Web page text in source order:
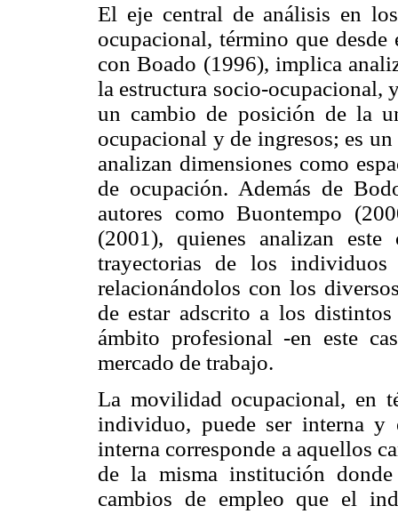
El eje central de análisis en
ocupacional, término que
con Boado (1996), implica
la estructura socio-ocupacional,
un cambio de posición de la
ocupacional y de ingresos; es
analizan dimensiones como
de ocupación. Además de
autores como Buontempo
(2001), quienes analizan este
trayectorias de los
relacionándolos con los
de estar adscrito a los
ámbito profesional -en este
mercado de trabajo.
La movilidad ocupacional, en
individuo, puede ser interna y
interna corresponde a aquellos
de la misma institución
cambios de empleo que el